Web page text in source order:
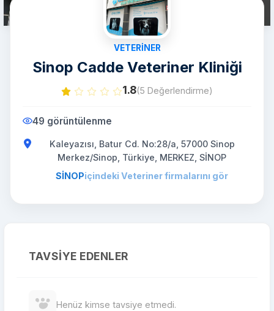
VETERINER
Sinop Cadde Veteriner Kliniği
1.8(5 Değerlendirme)
49 görüntülenme
Kaleyazısı, Batur Cd. No:28/a, 57000 Sinop
Merkez/Sinop, Türkiye, MERKEZ, SİNOP
SİNOPiçindeki Veteriner firmalarını gör
TAVSIYE EDENLER
Henüz kimse tavsiye etmedi.